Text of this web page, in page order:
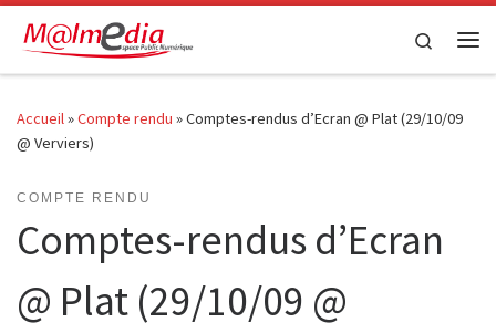
Passer au contenu
Search
Accueil»Compte rendu »Comptes-rendus d’Ecran @ Plat (29/10/09
@ Verviers)
COMPTE RENDU
Comptes-rendus d’Ecran
@ Plat (29/10/09 @